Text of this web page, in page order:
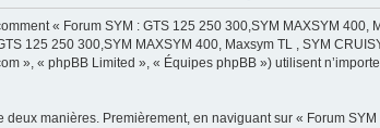
« Forum SYM : GTS 125 250 300,SYM MAXSYM
125 250 300,SYM MAXSYM 400, Maxsym TL , SYM
», « phpBB Limited », « Équipes phpBB ») utilisent
manières. Premièrement, en naviguant sur « Forum